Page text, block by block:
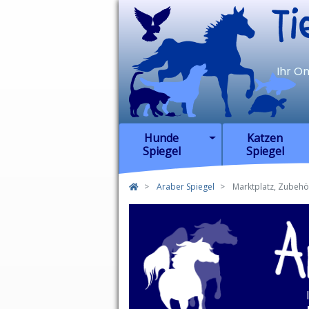
Ihr
Hunde
Spiegel
Katzen
Spiegel
Araber Spiegel Marktplatz,